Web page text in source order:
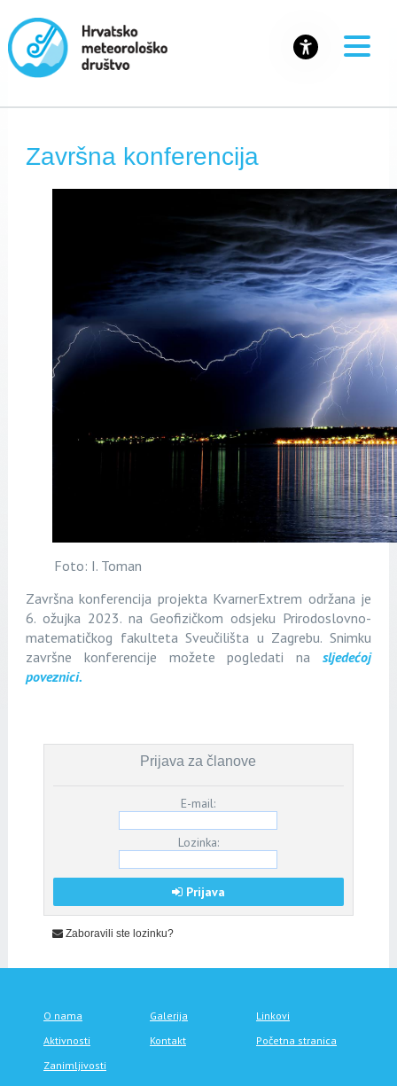
Završna konferencija
Foto: I. Toman
Završna konferencija projekta KvarnerExtrem održana je
6. ožujka 2023. na Geofizičkom odsjeku Prirodoslovno-
matematičkog fakulteta Sveučilišta u Zagrebu. Snimku
završne konferencije možete pogledati nasljedećoj
poveznici.
Prijava za članove
E-mail:
Lozinka:
Prijava
Zaboravili ste lozinku?
O nama Galerija
Linkovi
Aktivnosti
Kontakt
Početna stranica
Zanimljivosti